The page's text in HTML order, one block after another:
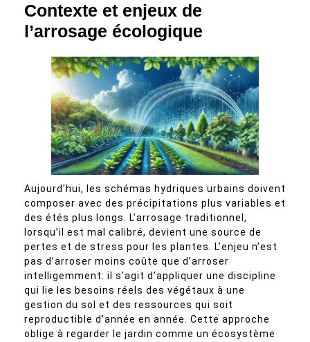
Contexte et enjeux de
l’arrosage écologique
Aujourd’hui, les schémas hydriques urbains doivent
composer avec des précipitations plus variables et
des étés plus longs. L’arrosage traditionnel,
lorsqu’il est mal calibré, devient une source de
pertes et de stress pour les plantes. L’enjeu n’est
pas d’arroser moins coûte que d’arroser
intelligemment: il s’agit d’appliquer une discipline
qui lie les besoins réels des végétaux à une
gestion du sol et des ressources qui soit
reproductible d’année en année. Cette approche
oblige à regarder le jardin comme un écosystème